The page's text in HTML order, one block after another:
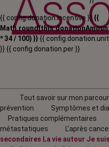
{{ config.donation.incentive }}{{
* 34 / 100) }}{{ config.donation.unit
}}{{ config.donation.per }}
Tout savoir sur mon
prévention
Symptômes et
Pratiques complémentaires
métastatiques
L’après
secondaires La vie autour Je